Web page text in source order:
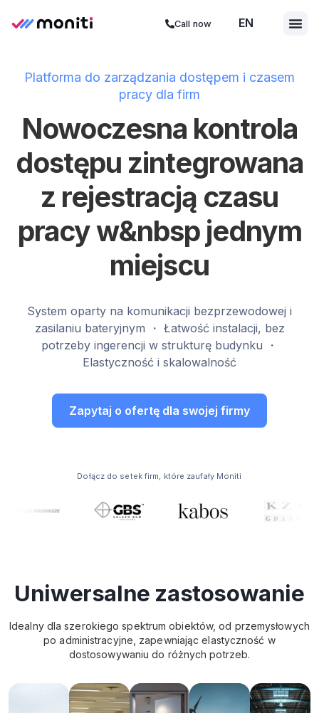
Call now EN
ES
Platforma do zarządzania dostępem i czasem
pracy dla firm
Nowoczesna kontrola
dostępu zintegrowana
z rejestracją czasu
pracy w&nbsp jednym
miejscu
System oparty na komunikacji bezprzewodowej i
zasilaniu bateryjnym ・ Łatwość instalacji, bez
potrzeby ingerencji w strukturę budynku ・
Elastyczność i skalowalność
Zapytaj o ofertę dla swojej firmy
Dołącz do setek firm, które zaufały Moniti
Uniwersalne zastosowanie
Idealny dla szerokiego spektrum obiektów, od przemysłowych
po administracyjne, zapewniając elastyczność w
dostosowywaniu do różnych potrzeb.